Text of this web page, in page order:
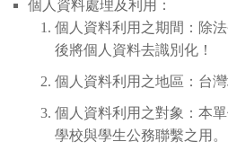
個人資料處理及利用：
個人資料利用之期間：除
後將個人資料去識別化！
個人資料利用之地區：台
個人資料利用之對象：本
學校與學生公務聯繫之用。